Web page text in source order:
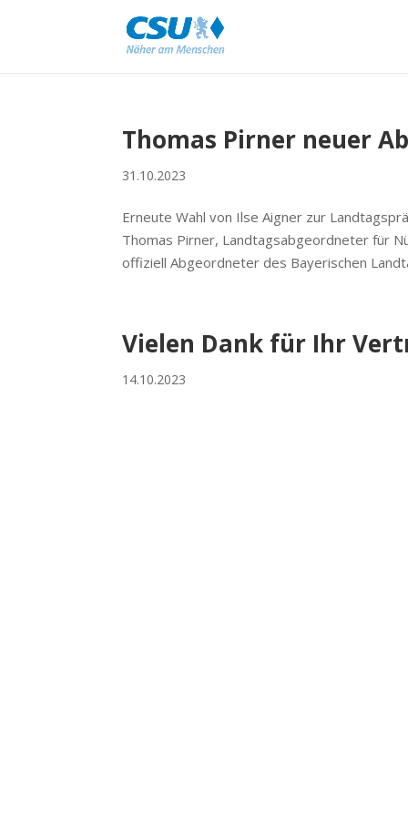
Thomas Pirner neuer
31.10.2023
Erneute Wahl von Ilse Aigner zur
Thomas Pirner, Landtagsabgeordneter für
offiziell Abgeordneter des Bayerischen
Vielen Dank für Ihr
14.10.2023